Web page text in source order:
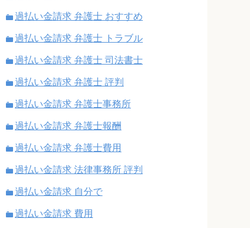
過払い金請求 弁護士 おすすめ
過払い金請求 弁護士 トラブル
過払い金請求 弁護士 司法書士
過払い金請求 弁護士 評判
過払い金請求 弁護士事務所
過払い金請求 弁護士報酬
過払い金請求 弁護士費用
過払い金請求 法律事務所 評判
過払い金請求 自分で
過払い金請求 費用